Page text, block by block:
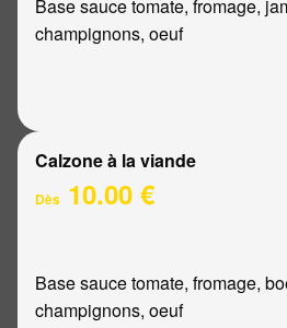
Base sauce tomate, fromage,
champignons, oeuf
Calzone à la viande
Dès 10.00 €
Base sauce tomate, fromage,
champignons, oeuf